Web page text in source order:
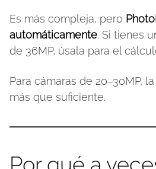
Es más compleja, pero
automáticamente. Si tienes
de 36MP, úsala para el
Para cámaras de 20–30MP,
más que suficiente.